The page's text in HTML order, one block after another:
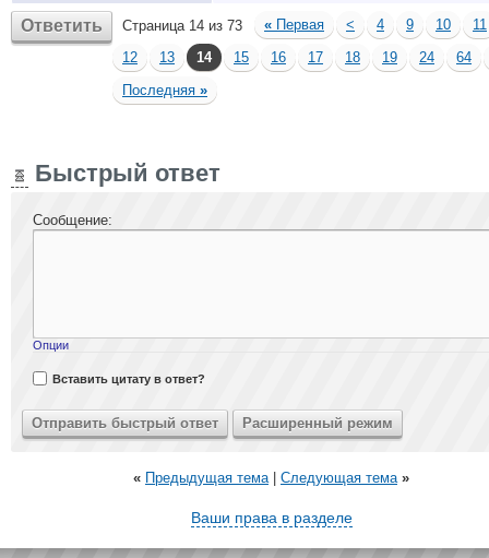
Ответить Страница 14 из 73 « Первая < 4 9 10
11
12
13 14 15 16 17 18 19 24
64
Последняя »
Быстрый ответ
Сообщение:
Опции
Вставить цитату в ответ?
« Предыдущая тема| Следующая тема »
Ваши права в разделе